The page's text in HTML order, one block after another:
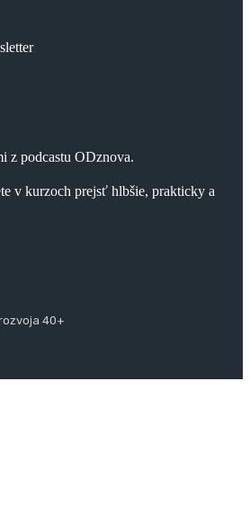
z podcastu ODznova.
v kurzoch prejsť hlbšie, prakticky a
40+